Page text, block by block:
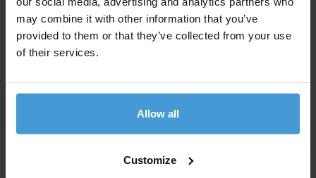
may combine it with other information that you’ve
provided to them or that they’ve collected from your use
of their services.
Allow all
Customize
Wilt u dit gedoe niet? Dan adviseren wij om een
gratificatie bruto uit te keren. Dit kan tegen een